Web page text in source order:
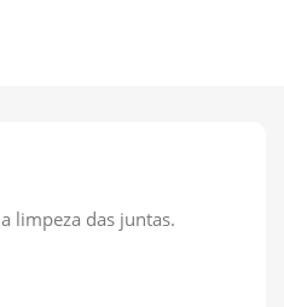
limpeza das juntas.